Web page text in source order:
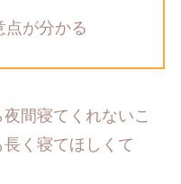
点が分かる
間寝てくれないこ
く寝てほしくて